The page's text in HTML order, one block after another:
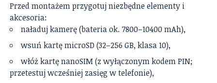
Przed montażem przygotuj niezbędne elementy i
akcesoria:
naładuj kamerę (bateria ok. 7800–10400 mAh),
wsuń kartę microSD (32–256 GB, klasa 10),
włóż kartę nanoSIM (z wyłączonym kodem PIN;
przetestuj wcześniej zasięg w telefonie),